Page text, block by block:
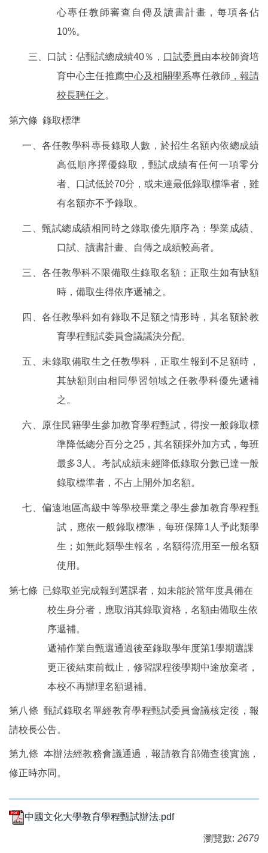
心專任教師審查自傳及讀書計畫，每項各佔
10%。
三、口試：佔甄試總成績40％， 口試委員由本校師資培
育中心主任推薦中心及相關學系專任教師 ，報請
校長聘任之 。
第六條 錄取標準
一、各任教學科專長錄取人數，於招生名額內依總成績
高低順序擇優錄取，甄試成績有任何一項零分
者、口試低於70分，或未達最低錄取標準者，雖
有名額亦不予錄取。
二、甄試總成績相同時之錄取優先順序為：學業成績、
口試、讀書計畫、自傳之成績較高者。
三、各任教學科不限備取生錄取名額；正取生如有缺額
時，備取生得依序遞補之。
四、各任教學科如有錄取不足額之情形時，其名額於教
育學程甄試委員會議議決分配。
五、未錄取備取生之任教學科，正取生報到不足額時，
其缺額則由相同學習領域之任教學科優先遞補
之。
六、原住民籍學生參加教育學程甄試，得按一般錄取標
準降低總分百分之25 ，其名額採外加方式，每班
最多3人。考試成績未經降低錄取分數已達一般
錄取標準者，不占上開外加名額。
七、偏遠地區高級中等學校畢業之學生參加教育學程甄
試，應依一般錄取標準，每班保障1 人予此類學
生；如無此類學生報名，名額得流用至一般名額
使用。
第七條 已錄取並完成報到選課者，如未能於當年度具備在
校生身分者，應取消其錄取資格，名額由備取生依
序遞補。
遞補作業自甄選通過後至錄取學年度第1學期選課
更正後結束前截止，修習課程後學期中途放棄者，
本校不再辦理名額遞補。
第八條 甄試錄取名單經教育學程甄試委員會議核定後，報
請校長公告。
第九條 本辦法經教務會議通過，報請教育部備查後實施，
修正時亦同。
中國文化大學教育學程甄試辦法.pdf
瀏覽數: 2679